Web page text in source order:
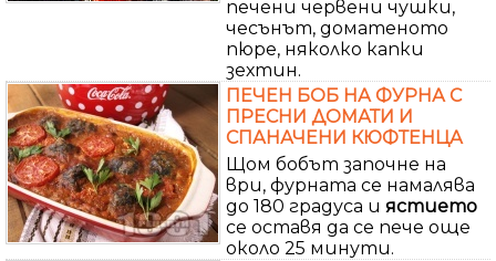
печени червени чушки,
чесънът, доматеното
пюре, няколко капки
зехтин.
ПЕЧЕН БОБ НА ФУРНА С
ПРЕСНИ ДОМАТИ И
СПАНАЧЕНИ КЮФТЕНЦА
Щом бобът започне на
ври, фурната се намалява
до 180 градуса и ястието
се оставя да се пече още
около 25 минути.